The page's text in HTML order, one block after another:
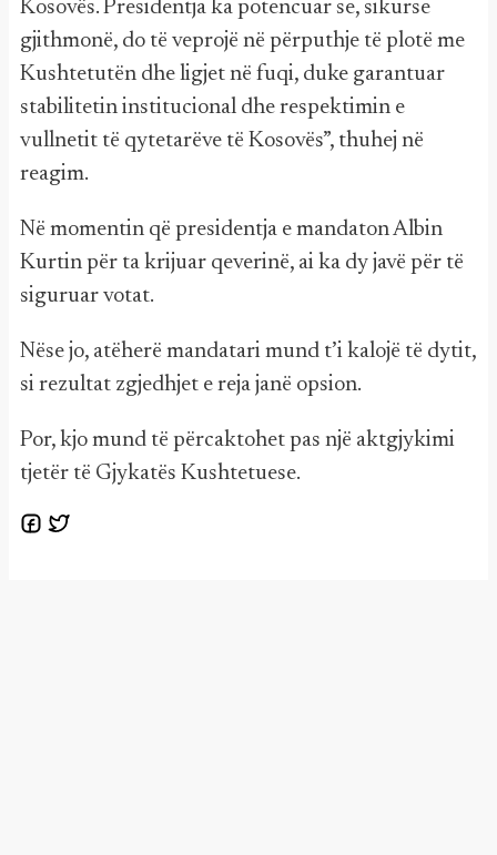
Kosovës. Presidentja ka potencuar se, sikurse
gjithmonë, do të veprojë në përputhje të plotë me
Kushtetutën dhe ligjet në fuqi, duke garantuar
stabilitetin institucional dhe respektimin e
vullnetit të qytetarëve të Kosovës”, thuhej në
reagim.
Në momentin që presidentja e mandaton Albin
Kurtin për ta krijuar qeverinë, ai ka dy javë për të
siguruar votat.
Nëse jo, atëherë mandatari mund t’i kalojë të dytit,
si rezultat zgjedhjet e reja janë opsion.
Por, kjo mund të përcaktohet pas një aktgjykimi
tjetër të Gjykatës Kushtetuese.